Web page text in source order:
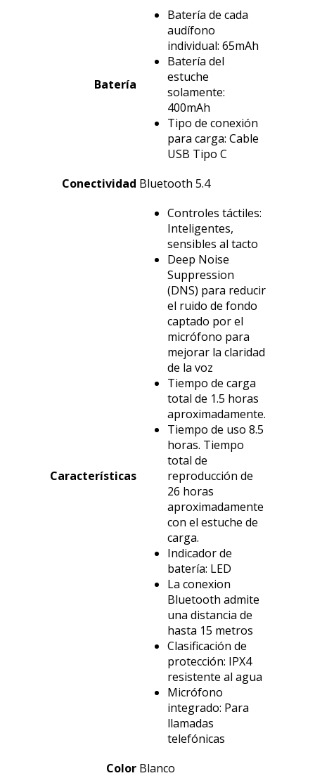
Batería
Batería de cada
audífono
individual: 65mAh
Batería del
estuche
solamente:
400mAh
Tipo de conexión
para carga: Cable
USB Tipo C
Conectividad Bluetooth 5.4
Características
Controles táctiles:
Inteligentes,
sensibles al tacto
Deep Noise
Suppression
(DNS) para reducir
el ruido de fondo
captado por el
micrófono para
mejorar la claridad
de la voz
Tiempo de carga
total de 1.5 horas
aproximadamente.
Tiempo de uso 8.5
horas. Tiempo
total de
reproducción de
26 horas
aproximadamente
con el estuche de
carga.
Indicador de
batería: LED
La conexion
Bluetooth admite
una distancia de
hasta 15 metros
Clasificación de
protección: IPX4
resistente al agua
Micrófono
integrado: Para
llamadas
telefónicas
Color Blanco